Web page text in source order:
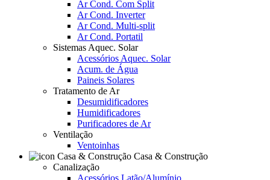
Ar Cond. Com Split
Ar Cond. Inverter
Ar Cond. Multi-split
Ar Cond. Portatil
Sistemas Aquec. Solar
Acessórios Aquec. Solar
Acum. de Água
Paineis Solares
Tratamento de Ar
Desumidificadores
Humidificadores
Purificadores de Ar
Ventilação
Ventoinhas
Casa & Construção
Canalização
Acessórios Latão/Alumínio